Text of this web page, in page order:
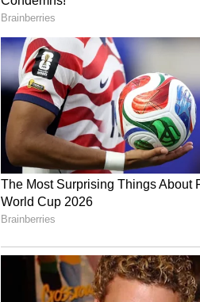
ಆಸೀನರಾಗಬೇಕು. ಅನಂತರ ಬಂದರೆ
ಲೋಕಭವನಕ್ಕೆ ಆಗಮಿಸುವವರು
ಲೋಕಭವನಕ್ಕೆ ಪ್ರವೇಶಿಸಬೇಕು.
ಕಾರ್ಯಕ್ರಮಕ್ಕೆ ಆಹ್ವಾನ ಹೊಂದಿರುವ
ಮುಂದೆ ಹೋಗಲು ಯಾವುದೇ ವಾಹನಗಳಿಗೆ
ಕಾರ್ ಪಾಸ್ ಹೊಂದಿರುವ
ವಾಹನಗಳಿಗೆ ಪ್ರವೇಶ ಇರುವುದಿಲ್ಲ.
ಯಾವುದೇ ಕಾರಣಕ್ಕೂ ಪಾಸ್‌ಗಳನ್ನು